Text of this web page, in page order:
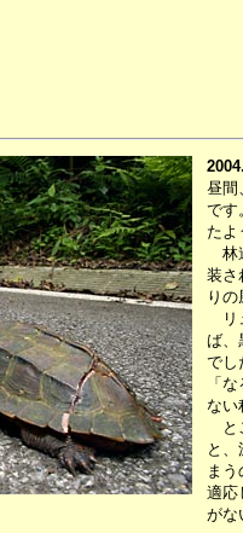
昼間
です
たよ
林
装さ
りの
リ
ば、
でし
「
ない
と
と
ま
適応
がな